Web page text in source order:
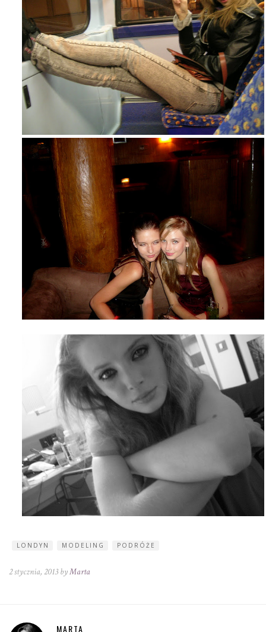
LONDYN MODELING PODRÓŻE
2 stycznia, 2013 byMarta
MARTA